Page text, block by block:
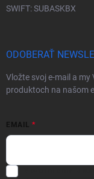
SWIFT: SUBASKBX
ODOBERAŤ
Vložte svoj e-mail a
produktoch na našom
EMAIL